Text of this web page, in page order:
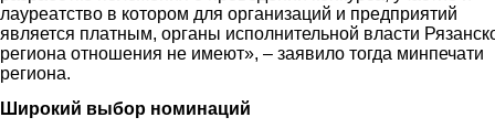
лауреатство в котором для организаций и предприятий
является платным, органы исполнительной власти
региона отношения не имеют», – заявило тогда минпечати
региона.
Широкий выбор номинаций